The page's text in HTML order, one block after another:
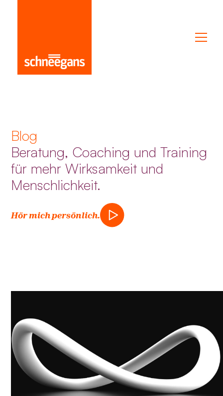
Blog
Beratung, Coaching und Training
für mehr Wirksamkeit und
Menschlichkeit.
Hör mich persönlich.